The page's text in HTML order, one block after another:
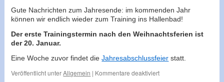
Gute Nachrichten zum Jahresende: im kommenden Jahr
können wir endlich wieder zum Training ins Hallenbad!
Der erste Trainingstermin nach den Weihnachtsferien ist
der 20. Januar.
Eine Woche zuvor findet dieJahresabschlussfeier statt.
Veröffentlicht unter Allgemein | Kommentare deaktiviertfür